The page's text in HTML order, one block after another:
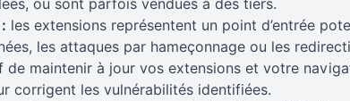
ou sont parfois vendues à des tiers.
les extensions représentent un point d’entrée
les attaques par hameçonnage ou les
de maintenir à jour vos extensions et votre
corrigent les vulnérabilités identifiées.